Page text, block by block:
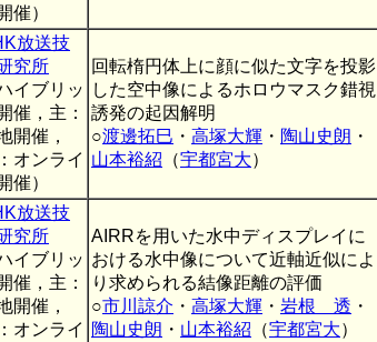
催）
放送技
究所
イブリッ
催，主：
開催，
オンライ
催）
回転楕円体上に顔に似た文字を投影
した空中像によるホロウマスク錯視
誘発の起因解明
○渡邊拓巳 ・ 高塚大輝 ・ 陶山史朗 ・
山本裕紹 （宇都宮大）
放送技
究所
イブリッ
催，主：
開催，
オンライ
AIRRを用いた水中ディスプレイに
おける水中像について近軸近似によ
り求められる結像距離の評価
○市川諒介 ・ 高塚大輝 ・ 岩根 透 ・
陶山史朗 ・ 山本裕紹 （宇都宮大）